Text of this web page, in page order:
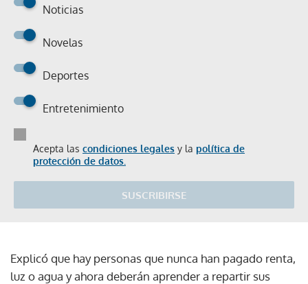
Noticias
Novelas
Deportes
Entretenimiento
Acepta las condiciones legales y la política de
protección de datos.
SUSCRIBIRSE
Explicó que hay personas que nunca han pagado renta,
luz o agua y ahora deberán aprender a repartir sus